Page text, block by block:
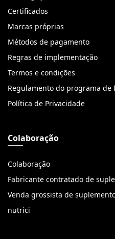
Certificados
Marcas próprias
Métodos de pagamento
Regras de implementação
Termos e condições
Regulamento do programa de
Política de Privacidade
Colaboração
Colaboração
Fabricante contratado de
Venda grossista de
nutrici